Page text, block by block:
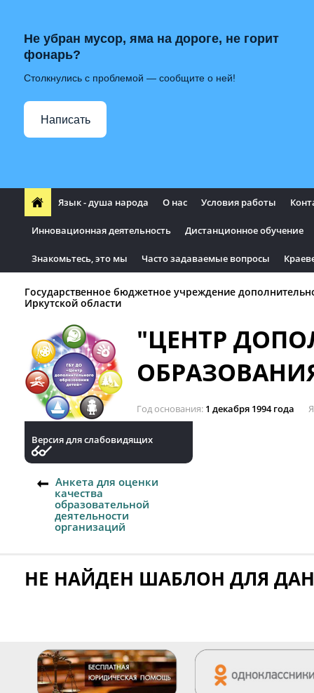
Не убран мусор, яма на дороге, не горит
фонарь?
Столкнулись с проблемой — сообщите о ней!
Написать
Язык - душа народа О нас Условия работы
Инновационная деятельность Дистанционное обучение
Знакомьтесь, это мы Часто задаваемые вопросы
Государственное бюджетное учреждение
Иркутской области
"ЦЕНТР
Год основания 1 декабря 1994 года
Версия для слабовидящих
Анкета для оценки
качества
образовательной
деятельности
организаций
НЕ НАЙДЕН ШАБЛОН ДЛЯ